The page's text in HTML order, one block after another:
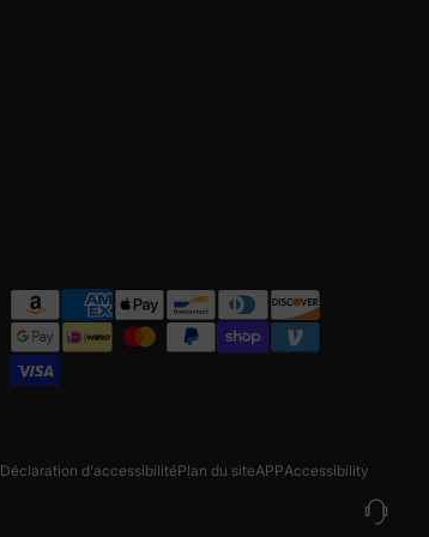
Déclaration d'accessibilitéPlan du siteAPPAccessibility